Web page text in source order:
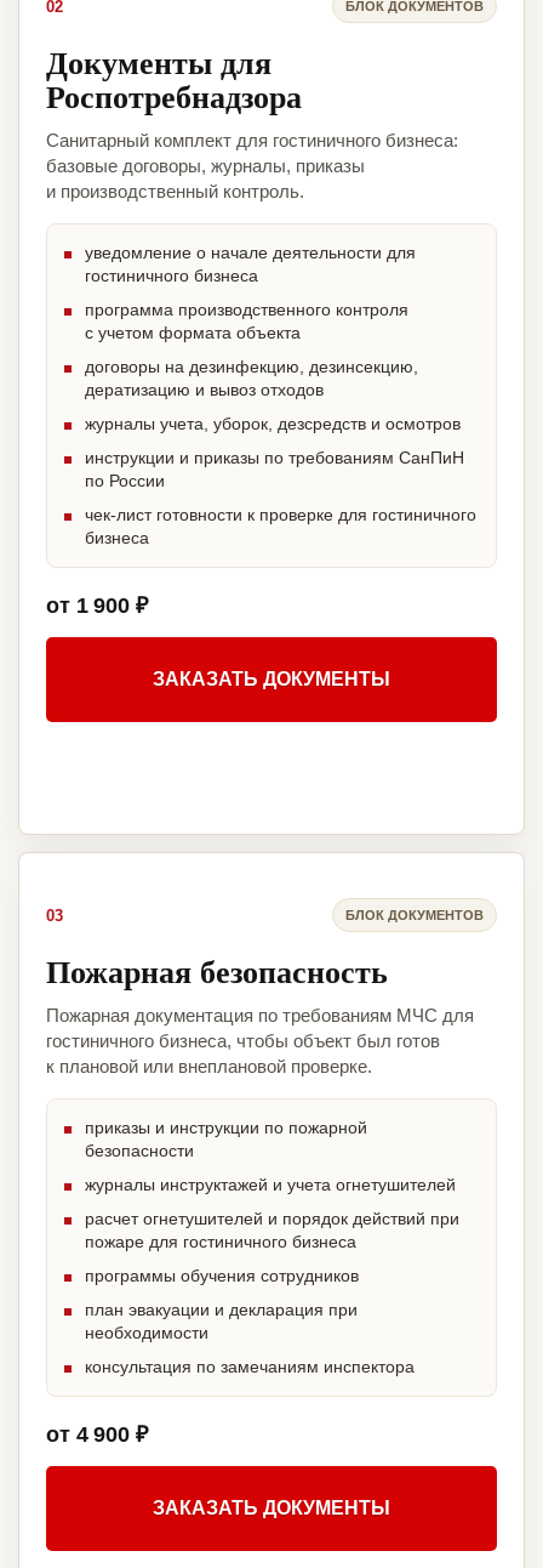
02 БЛОК ДОКУМЕНТОВ
Документы для
Роспотребнадзора
Санитарный комплект для гостиничного бизнеса:
базовые договоры, журналы, приказы
и производственный контроль.
уведомление о начале деятельности для
гостиничного бизнеса
программа производственного контроля
с учетом формата объекта
договоры на дезинфекцию, дезинсекцию,
дератизацию и вывоз отходов
журналы учета, уборок, дезсредств и осмотров
инструкции и приказы по требованиям СанПиН
по России
чек-лист готовности к проверке для гостиничного
бизнеса
от 1 900 ₽
ЗАКАЗАТЬ ДОКУМЕНТЫ
03 БЛОК ДОКУМЕНТОВ
Пожарная безопасность
Пожарная документация по требованиям МЧС для
гостиничного бизнеса, чтобы объект был готов
к плановой или внеплановой проверке.
приказы и инструкции по пожарной
безопасности
журналы инструктажей и учета огнетушителей
расчет огнетушителей и порядок действий при
пожаре для гостиничного бизнеса
программы обучения сотрудников
план эвакуации и декларация при
необходимости
консультация по замечаниям инспектора
от 4 900 ₽
ЗАКАЗАТЬ ДОКУМЕНТЫ